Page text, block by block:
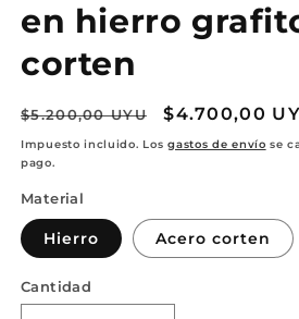
en hierro
corten
Precio
habitual
$5.200,00 UYU
Precio
de
$4.700,00
Impuesto incluido. Losgastos de envío se
pago.
Material
Hierro Acero corten
Cantidad